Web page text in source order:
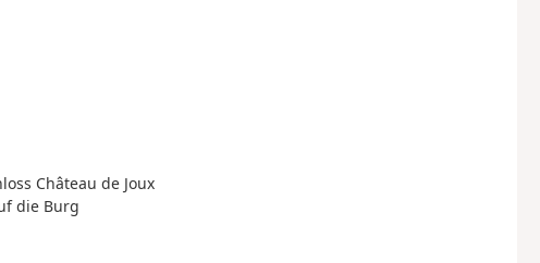
Château de Joux
die Burg